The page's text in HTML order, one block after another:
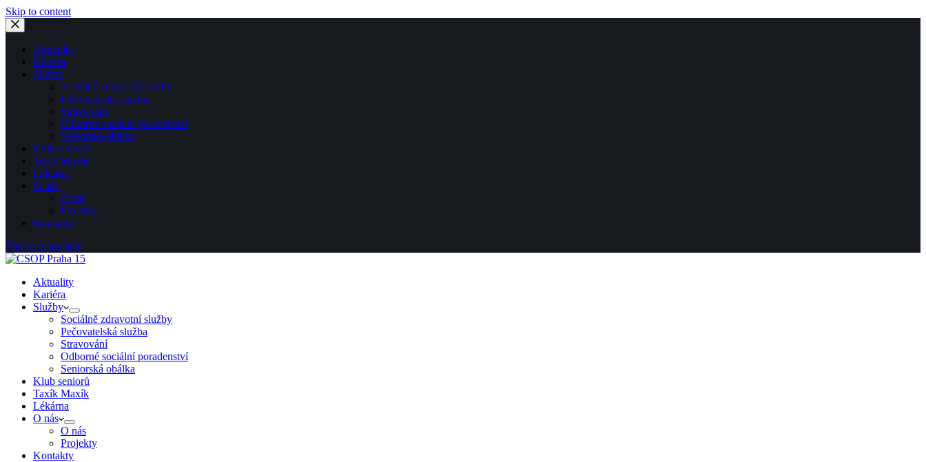
Skip to content
Aktuality
Kariéra
Služby
Sociálně zdravotní služby
Pečovatelská služba
Stravování
Odborné sociální poradenství
Seniorská obálka
Klub seniorů
Taxík Maxík
Lékárna
O nás
O nás
Projekty
Kontakty
Žádost o umístění
Aktuality
Kariéra
Služby
Sociálně zdravotní služby
Pečovatelská služba
Stravování
Odborné sociální poradenství
Seniorská obálka
Klub seniorů
Taxík Maxík
Lékárna
O nás
O nás
Projekty
Kontakty